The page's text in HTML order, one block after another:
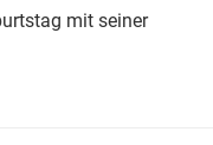
mit seiner